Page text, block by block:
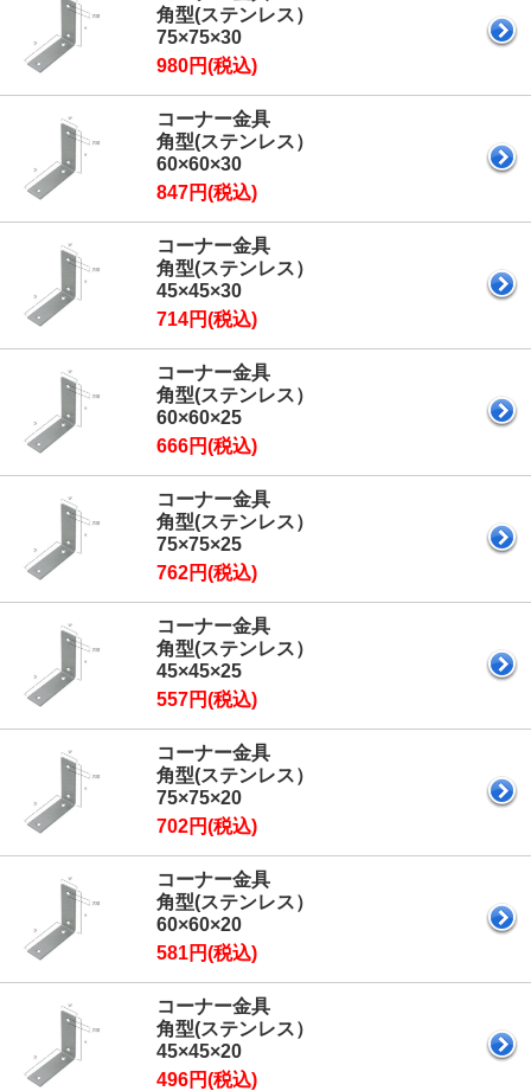
角型(ステンレス）
75×75×30
980円(税込)
コーナー金具
角型(ステンレス）
60×60×30
847円(税込)
コーナー金具
角型(ステンレス）
45×45×30
714円(税込)
コーナー金具
角型(ステンレス）
60×60×25
666円(税込)
コーナー金具
角型(ステンレス）
75×75×25
762円(税込)
コーナー金具
角型(ステンレス）
45×45×25
557円(税込)
コーナー金具
角型(ステンレス）
75×75×20
702円(税込)
コーナー金具
角型(ステンレス）
60×60×20
581円(税込)
コーナー金具
角型(ステンレス）
45×45×20
496円(税込)